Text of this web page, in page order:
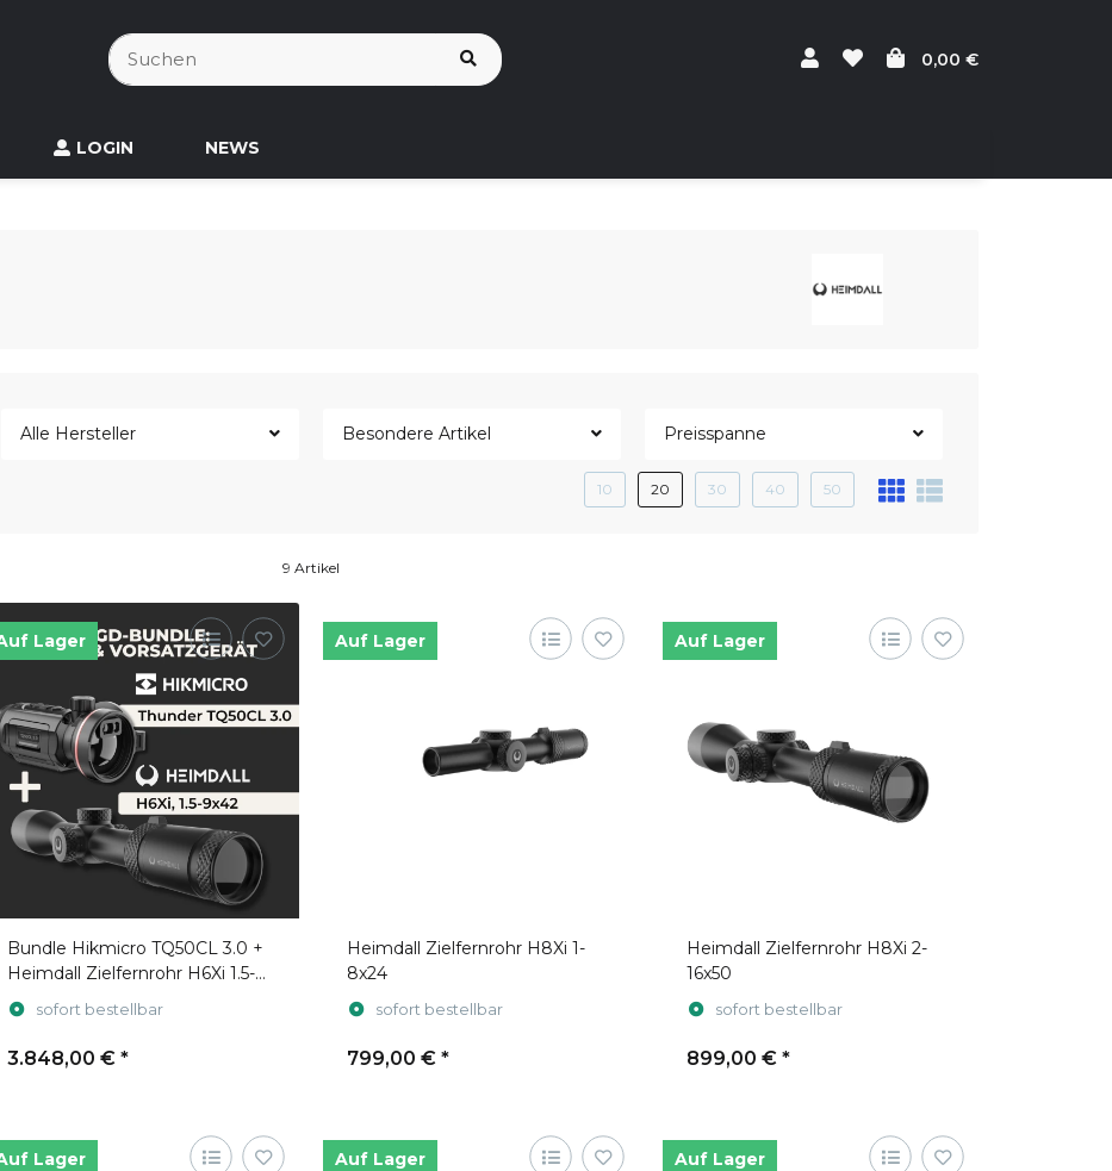
0,00 €
LOGIN NEWS
Alle Hersteller Besondere Artikel Preisspanne
10 20 30 40 50
9 Artikel
Lager
Bundle Hikmicro TQ50CL 3.0 +
Heimdall Zielfernrohr H6Xi 1.5-
9x42sofort bestellbar
3.848,00 € *
Auf Lager
Heimdall Zielfernrohr H8Xi 1-
8x24
sofort bestellbar
799,00 € *
Auf Lager
Heimdall Zielfernrohr H8Xi 2-
16x50
sofort bestellbar
899,00 € *
Lager Auf Lager Auf Lager